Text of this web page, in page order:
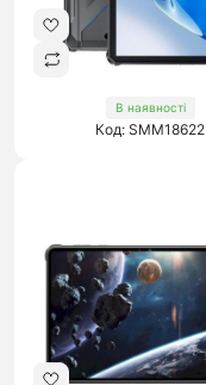
В наявності
Код: SMM18622